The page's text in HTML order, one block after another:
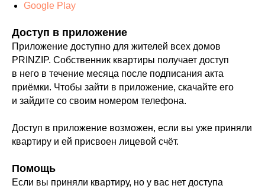
Google Play
Доступ в приложение
Приложение доступно для жителей всех домов
PRINZIP. Собственник квартиры получает доступ
в него в течение месяца после подписания акта
приёмки. Чтобы зайти в приложение, скачайте его
и зайдите со своим номером телефона.
Доступ в приложение возможен, если вы уже приняли
квартиру и ей присвоен лицевой счёт.
Помощь
Если вы приняли квартиру, но у вас нет доступа